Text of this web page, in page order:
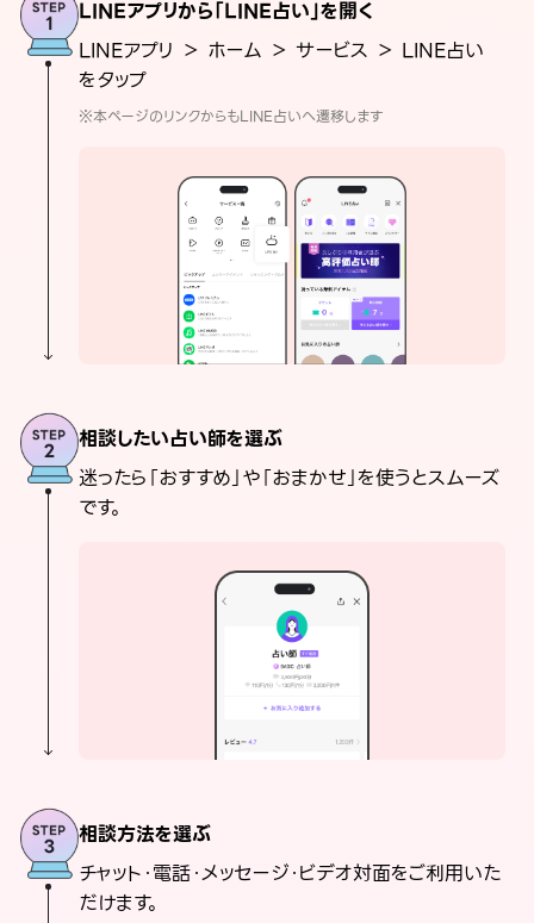
LINEアプリから「LINE占い」を開く
LINEアプリ ＞ ホーム ＞ サービス ＞ LINE占い
をタップ
※本ページのリンクからもLINE占いへ遷移します
相談したい占い師を選ぶ
迷ったら「おすすめ」や「おまかせ」を使うとスムーズ
です。
相談方法を選ぶ
チャット・電話・メッセージ・ビデオ対面をご利用いた
だけます。